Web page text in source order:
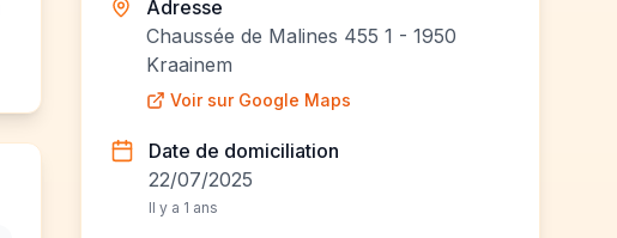
Adresse
Chaussée de Malines 455 1 - 1950
Kraainem
Voir sur Google Maps
Date de domiciliation
22/07/2025
Il y a 1 ans